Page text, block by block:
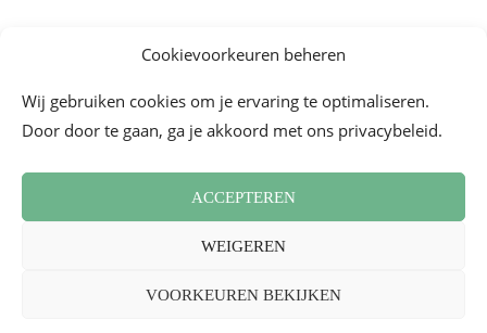
Cookievoorkeuren beheren
Wij gebruiken cookies om je ervaring te optimaliseren.
Door door te gaan, ga je akkoord met ons privacybeleid.
ACCEPTEREN
WEIGEREN
VOORKEUREN BEKIJKEN
Algemene voorwaarden Contact Cookiebeleid (EU)
Nieuwsbrief Persoverzicht
2026 - Mademoiselle Bon Plan